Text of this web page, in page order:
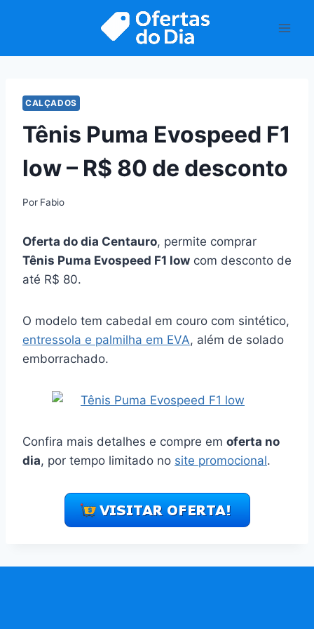
CALÇADOS
Tênis Puma Evospeed F1
low – R$ 80 de desconto
Por Fabio
Oferta do dia Centauro, permite comprar
Tênis Puma Evospeed F1 low com desconto de
até R$ 80.
O modelo tem cabedal em couro com sintético,
entressola e palmilha em EVA, além de solado
emborrachado.
Confira mais detalhes e compre em oferta no
dia, por tempo limitado no site promocional.